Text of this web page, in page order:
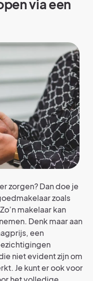
via een
zorgen? Dan doe je
zoals
makelaar kan
Denk maar aan
een
niet evident zijn om
Je kunt er ook voor